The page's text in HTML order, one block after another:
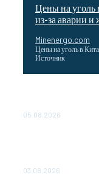
Цены на уголь
из-за аварии и
Minenergo.com
Цены на уголь в
Источник
05.08.2026
03.08.2026